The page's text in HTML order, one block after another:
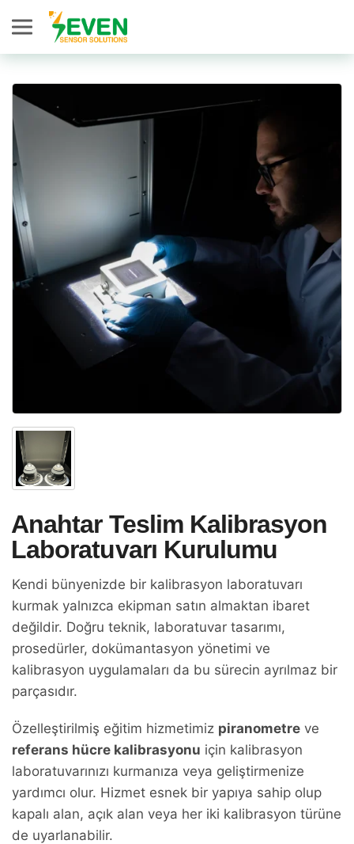
Anahtar Teslim Kalibrasyon
Laboratuvarı Kurulumu
Kendi bünyenizde bir kalibrasyon laboratuvarı
kurmak yalnızca ekipman satın almaktan ibaret
değildir. Doğru teknik, laboratuvar tasarımı,
prosedürler, dokümantasyon yönetimi ve
kalibrasyon uygulamaları da bu sürecin ayrılmaz bir
parçasıdır.
Özelleştirilmiş eğitim hizmetimiz piranometre ve
referans hücre kalibrasyonu için kalibrasyon
laboratuvarınızı kurmanıza veya geliştirmenize
yardımcı olur. Hizmet esnek bir yapıya sahip olup
kapalı alan, açık alan veya her iki kalibrasyon türüne
de uyarlanabilir.